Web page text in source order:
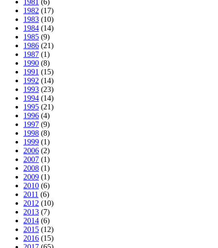
1981 (6)
1982 (17)
1983 (10)
1984 (14)
1985 (9)
1986 (21)
1987 (1)
1990 (8)
1991 (15)
1992 (14)
1993 (23)
1994 (14)
1995 (21)
1996 (4)
1997 (9)
1998 (8)
1999 (1)
2006 (2)
2007 (1)
2008 (1)
2009 (1)
2010 (6)
2011 (6)
2012 (10)
2013 (7)
2014 (6)
2015 (12)
2016 (15)